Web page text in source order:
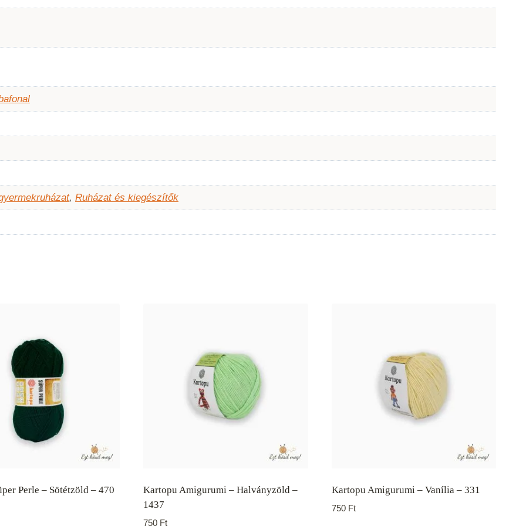
, Ruházat és kiegészítők
Perle – Sötétzöld – 470
Kartopu Amigurumi – Halványzöld –
1437
750 Ft
Kartopu Amigurumi – Vanília – 331
750 Ft